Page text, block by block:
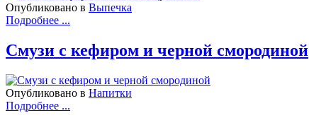
Опубликовано в Выпечка
Подробнее ...
Смузи с кефиром и черной смородиной
Опубликовано в Напитки
Подробнее ...